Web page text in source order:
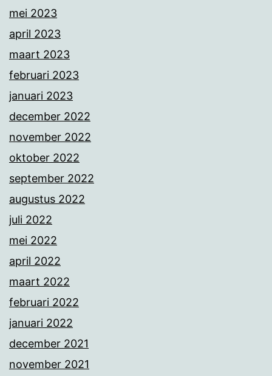
mei 2023
april 2023
maart 2023
februari 2023
januari 2023
december 2022
november 2022
oktober 2022
september 2022
augustus 2022
juli 2022
mei 2022
april 2022
maart 2022
februari 2022
januari 2022
december 2021
november 2021